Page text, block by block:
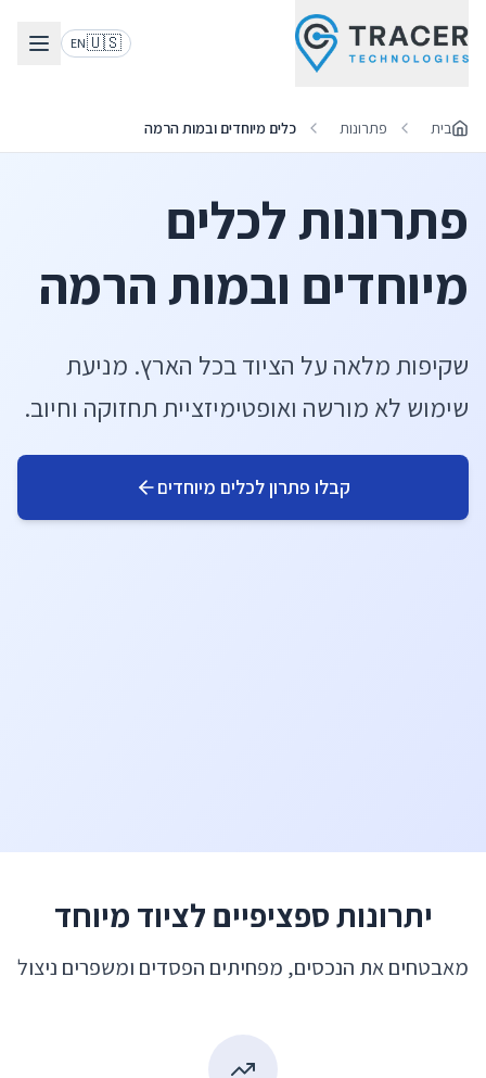
🇺🇸
EN
כלים מיוחדים ובמות הרמה פתרונות בית
פתרונות לכלים
מיוחדים ובמות הרמה
שקיפות מלאה על הציוד בכל הארץ. מניעת
שימוש לא מורשה ואופטימיזציית תחזוקה וחיוב.
קבלו פתרון לכלים מיוחדים
יתרונות ספציפיים לציוד מיוחד
מאבטחים את הנכסים, מפחיתים הפסדים ומשפרים ניצול